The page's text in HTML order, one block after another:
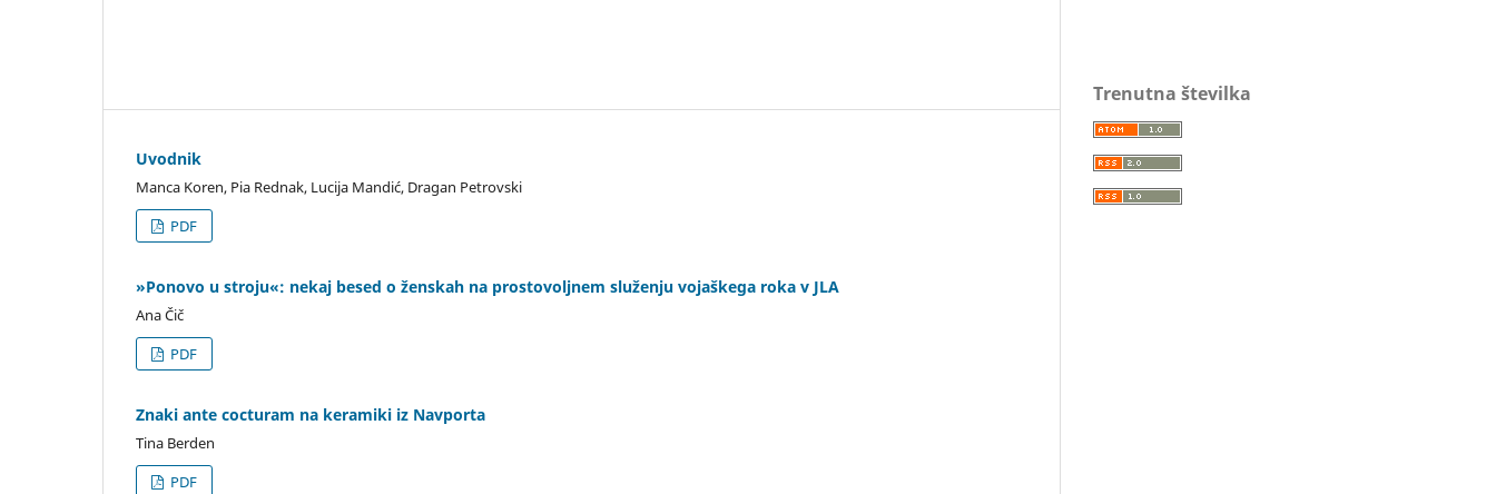
Uvodnik
Manca Koren, Pia Rednak, Lucija Mandić, Dragan Petrovski
PDF
»Ponovo u stroju«: nekaj besed o ženskah na prostovoljnem služenju vojaškega roka v JLA
Ana Čič
PDF
Znaki ante cocturam na keramiki iz Navporta
Tina Berden
PDF
Trenutna številka